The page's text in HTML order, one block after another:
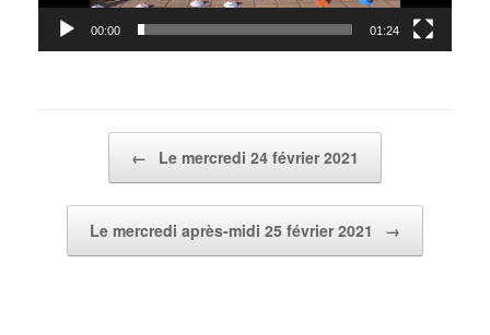
00:00 01:24
← Le mercredi 24 février 2021
Le mercredi après-midi 25 février 2021 →